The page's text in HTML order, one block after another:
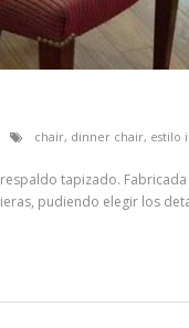
chair, dinner chair, estilo
tapizado.
pudiendo elegir los